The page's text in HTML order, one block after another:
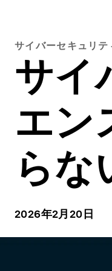
サイバーセキュリテ
サイ
エン
らな
2026年2月20日